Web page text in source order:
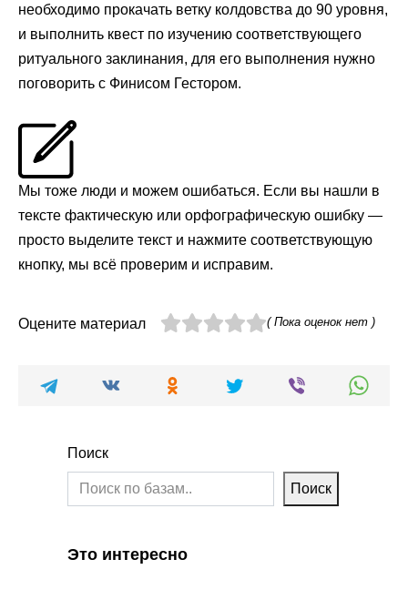
необходимо прокачать ветку колдовства до 90 уровня,
и выполнить квест по изучению соответствующего
ритуального заклинания, для его выполнения нужно
поговорить с Финисом Гестором.
Мы тоже люди и можем ошибаться. Если вы нашли в
тексте фактическую или орфографическую ошибку —
просто выделите текст и нажмите соответствующую
кнопку, мы всё проверим и исправим.
Оцените материал ( Пока оценок нет )
Поиск
Поиск
Это интересно